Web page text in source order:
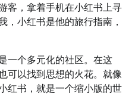
客，拿着手机在小红书上寻
，小红书是他的旅行指南，
一个多元化的社区。在这
可以找到思想的火花。就像
红书，就是一个缩小版的世